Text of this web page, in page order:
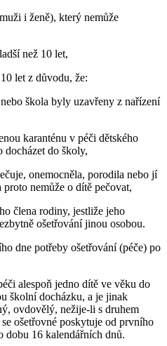
i ženě), který nemůže
než 10 let,
let z důvodu, že:
škola byly uzavřeny z nařízení
karanténu v péči dětského
docházet do školy,
onemocněla, porodila nebo jí
proto nemůže o dítě pečovat,
člena rodiny, jestliže jeho
ošetřování jinou osobou.
dne potřeby ošetřování (péče) po
alespoň jedno dítě ve věku do
školní docházku, a je jinak
ovdovělý, nežije-li s druhem
ošetřovné poskytuje od prvního
dobu 16 kalendářních dnů.